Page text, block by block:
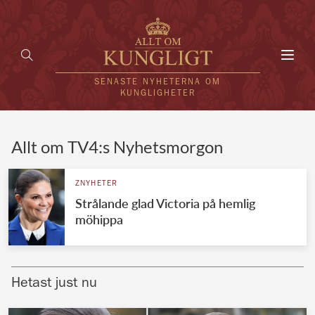
SENASTE NYHETERNA OM
KUNGLIGHETER
UTLÄNDSKT
VÄRLDENS KUNGAHUS
Brittiska kungahuset
Allt om TV4:s Nyhetsmorgon
ZNYHETER
Strålande glad Victoria på hemlig
möhippa
Hetast just nu